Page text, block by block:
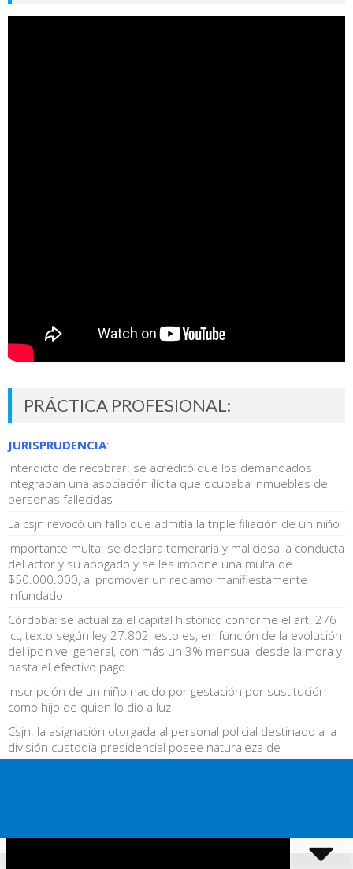
PRÁCTICA PROFESIONAL:
JURISPRUDENCIA:
Interdicto de recobrar: se acreditó que los demandados
integraban una asociación ilícita que ocupaba inmuebles de
personas fallecidas
La csjn revocó un fallo que admitía la triple filiación de un niño
Importante multa: se declara temeraria y maliciosa la conducta
del actor y su abogado y se les impone una multa de
$50.000.000, al promover un reclamo manifiestamente
infundado
Córdoba: se actualiza el capital histórico conforme el art. 276
lct, texto según ley 27.802, esto es, en función de la evolución
del ipc nivel general, con más un 3% mensual desde la mora y
hasta el efectivo pago
Inscripción de un niño nacido por gestación por sustitución
como hijo de quien lo dio a luz
Csjn: la asignación otorgada al personal policial destinado a la
división custodia presidencial posee naturaleza de
compensación y no de suplemento
la justicia del trabajo de la caba